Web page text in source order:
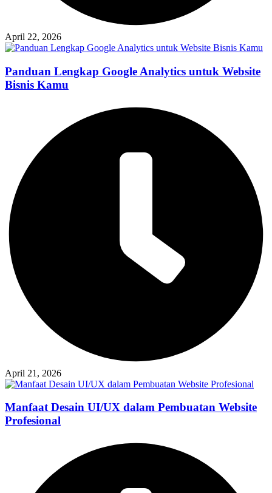
April 22, 2026
Panduan Lengkap Google Analytics untuk Website
Bisnis Kamu
April 21, 2026
Manfaat Desain UI/UX dalam Pembuatan Website
Profesional